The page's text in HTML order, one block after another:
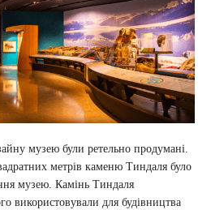
музею були ретельно продумані.
метрів каменю Тиндаля було
музею. Камінь Тиндаля
використовували для будівництва